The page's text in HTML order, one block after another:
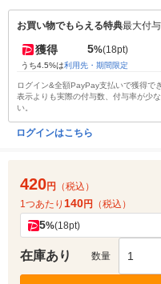
お買い物でもらえる特典最大付
獲得 5%(18pt)
うち4.5%は利用先・期間限定
ログイン&全額PayPay支払いで獲得で
表示よりも実際の付与数、付与率が少
い。
ログインはこちら
420円
（税込）
1つあたり 140円 （税込）
5%(18pt)
在庫あり 数量 1